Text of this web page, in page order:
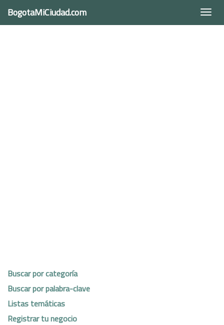
BogotaMiCiudad.com
Buscar por categoría
Buscar por palabra-clave
Listas temáticas
Registrar tu negocio